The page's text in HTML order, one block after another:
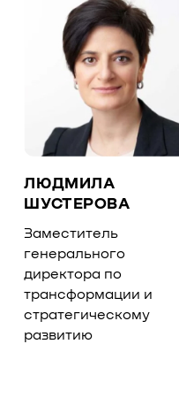
ЛЮДМИЛА
ШУСТЕРОВА
Заместитель
генерального
директора по
трансформации и
стратегическому
развитию